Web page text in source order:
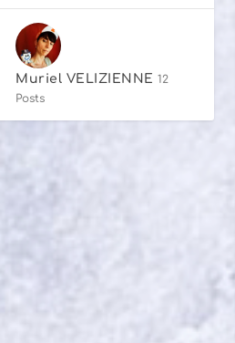
Muriel VELIZIENNE 12
Posts